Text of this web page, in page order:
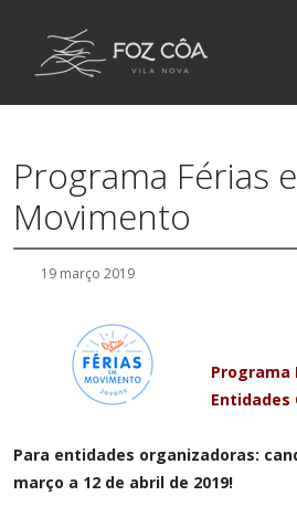
Programa Férias
Movimento
19 março 2019
Programa
Entidades
Para entidades organizadoras:
março a 12 de abril de 2019!